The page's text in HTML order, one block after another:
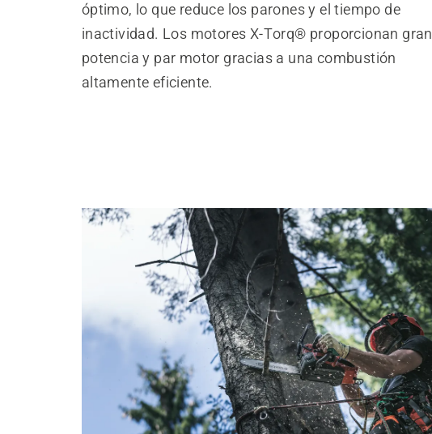
óptimo, lo que reduce los parones y el tiempo de
inactividad. Los motores X-Torq® proporcionan gran
potencia y par motor gracias a una combustión
altamente eficiente.